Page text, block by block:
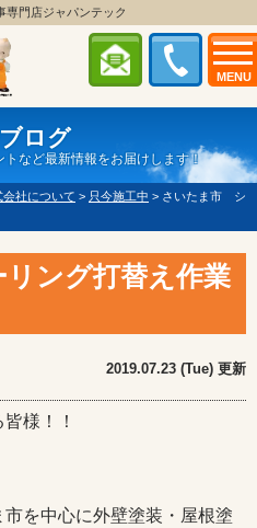
MENU
専門店ジャパンテック
ログ
など最新情報をお届けします！
社について > 只今施工中 > さいたま市 シ
ング打替え作業
2019.07.23 (Tue) 更新
様！！
を中心に外壁塗装・屋根塗